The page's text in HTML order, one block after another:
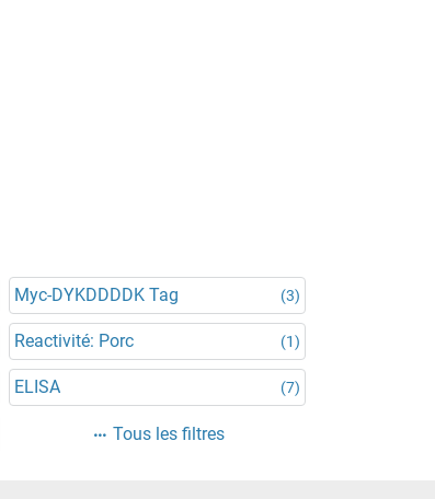
Myc-DYKDDDDK Tag (3)
Reactivité: Porc (1)
ELISA (7)
Tous les filtres